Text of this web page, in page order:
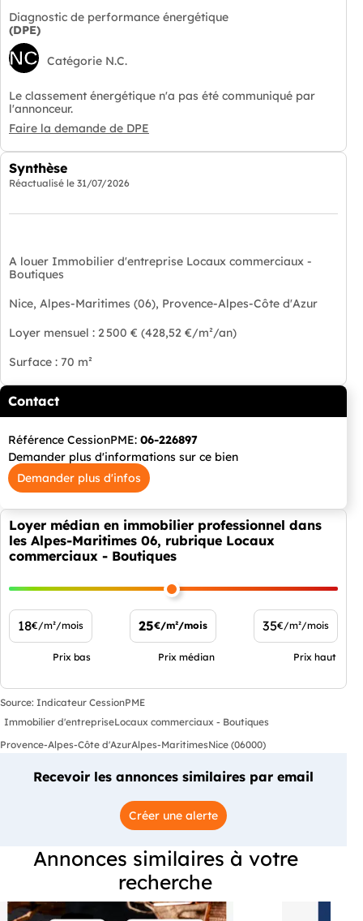
Diagnostic de performance énergétique
(DPE)
NC Catégorie N.C.
Le classement énergétique n'a pas été communiqué par
l'annonceur.
Faire la demande de DPE
Synthèse
Réactualisé le 31/07/2026
A louer Immobilier d'entreprise Locaux commerciaux -
Boutiques
Nice, Alpes-Maritimes (06), Provence-Alpes-Côte d'Azur
Loyer mensuel : 2 500 € (428,52 €/m²/an)
Surface : 70 m²
Contact
Référence CessionPME: 06-226897
Demander plus d'informations sur ce bien
Demander plus d'infos
Loyer médian en immobilier professionnel dans
les Alpes-Maritimes 06, rubrique Locaux
commerciaux - Boutiques
18€/m²/mois
Prix bas
25€/m²/mois
Prix médian
35€/m²/mois
Prix haut
Source: Indicateur CessionPME
Immobilier d'entrepriseLocaux commerciaux - Boutiques
Provence-Alpes-Côte d'AzurAlpes-MaritimesNice (06000)
Recevoir les annonces similaires par email
Créer une alerte
Annonces similaires à votre
recherche